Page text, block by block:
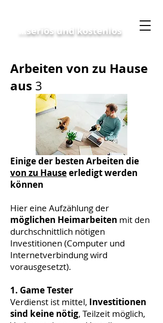
...seriös und kostenlos
Arbeiten von zu Hause
aus 3
Einige der besten Arbeiten die
von zu Hauseerledigt werden
können
Hier eine Aufzählung der
möglichen Heimarbeiten mit den
durchschnittlich nötigen
Investitionen (Computer und
Internetverbindung wird
vorausgesetzt).
1. Game Tester
Verdienst ist mittel, Investitionen
sind keine nötig, Teilzeit möglich,